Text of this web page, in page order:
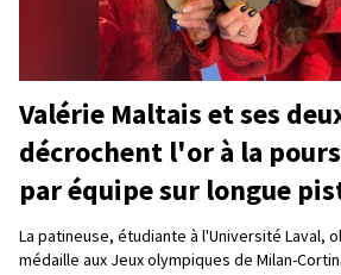
Valérie Maltais et ses
décrochent l'or à la
par équipe sur longue
La patineuse, étudiante à l'Université Laval,
médaille aux Jeux olympiques de Milan-